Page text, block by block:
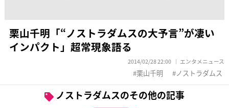
栗山千明「“ノストラダムスの大予言”が凄い
インパクト」超常現象語る
2014/02/28 22:00 エンタメニュース
栗山千明 ノストラダムス
ノストラダムスのその他の記事